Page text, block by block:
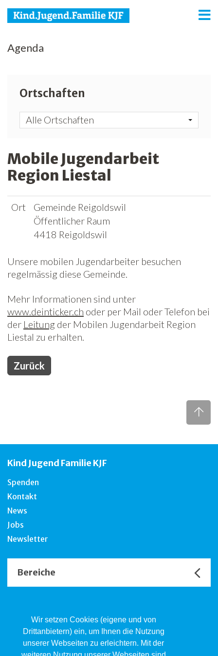
Wir setzen Cookies (eigene und von
Drittanbietern) ein, um Ihnen die Nutzung
unserer Webseiten zu erleichtern. Mit der
KJF
Media
Agenda
Netzwerk
Spenden
Freiwilligenarbeit
News
Agenda
Ortschaften
Alle Ortschaften
Mobile Jugendarbeit
Region Liestal
Ort
Gemeinde Reigoldswil
Öffentlicher Raum
4418 Reigoldswil
Unsere mobilen Jugendarbeiter besuchen
regelmässig diese Gemeinde.
Mehr Informationen sind unter
www.deinticker.ch oder per Mail oder Telefon bei
der Leitung der Mobilen Jugendarbeit Region
Liestal zu erhalten.
Zurück
Kind Jugend Familie KJF
Spenden
Kontakt
News
Jobs
Newsletter
Bereiche
Kind.Jugend.Familie KJF